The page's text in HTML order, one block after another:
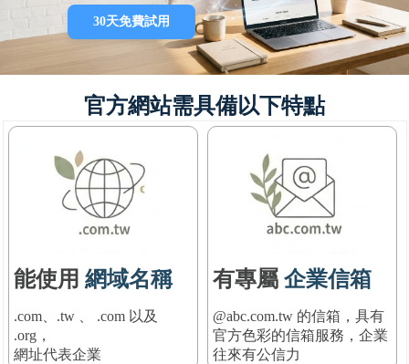
30天免費試用
官方網站需具備以下特點
能使用 網域名稱
.com、.tw 、 .com 以及
.org，
網址代表企業
有專屬 企業信箱
@abc.com.tw 的信箱，具有
官方色彩的信箱服務 ， 企業
往來有公信力